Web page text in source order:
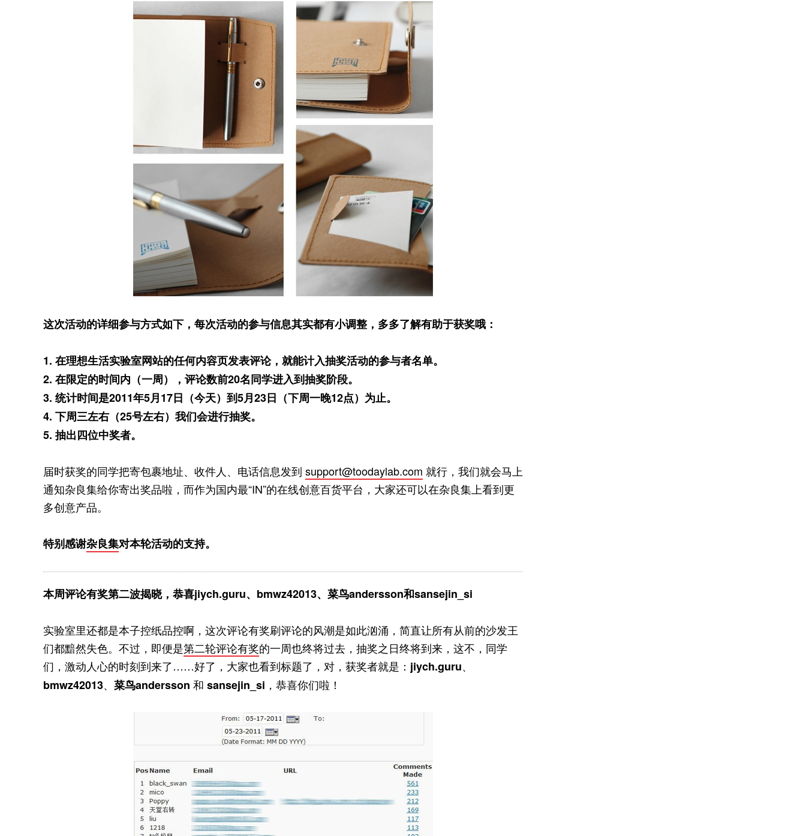
这次活动的详细参与方式如下，每次活动的参与信息其实都有小调整，多多了解有助于获奖哦：
1. 在理想生活实验室网站的任何内容页发表评论，就能计入抽奖活动的参与者名单。
2. 在限定的时间内（一周），评论数前20名同学进入到抽奖阶段。
3. 统计时间是2011年5月17日（今天）到5月23日（下周一晚12点）为止。
4. 下周三左右（25号左右）我们会进行抽奖。
5. 抽出四位中奖者。
届时获奖的同学把寄包裹地址、收件人、电话信息发到 support@toodaylab.com 就行，我们就会马上
通知杂良集给你寄出奖品啦，而作为国内最“IN”的在线创意百货平台，大家还可以在杂良集上看到更
多创意产品。
特别感谢杂良集对本轮活动的支持。
本周评论有奖第二波揭晓，恭喜jiych.guru、bmwz42013、菜鸟andersson和sansejin_si
实验室里还都是本子控纸品控啊，这次评论有奖刷评论的风潮是如此汹涌，简直让所有从前的沙发王
们都黯然失色。不过，即便是第二轮评论有奖的一周也终将过去，抽奖之日终将到来，这不，同学
们，激动人心的时刻到来了……好了，大家也看到标题了，对，获奖者就是： jiych.guru、
bmwz42013、 菜鸟andersson 和 sansejin_si ，恭喜你们啦！